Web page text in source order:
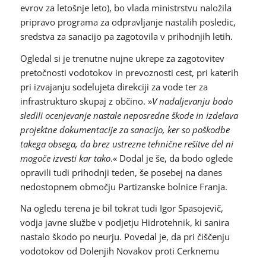
evrov za letošnje leto), bo vlada ministrstvu naložila
pripravo programa za odpravljanje nastalih posledic,
sredstva za sanacijo pa zagotovila v prihodnjih letih.
Ogledal si je trenutne nujne ukrepe za zagotovitev
pretočnosti vodotokov in prevoznosti cest, pri katerih
pri izvajanju sodelujeta direkciji za vode ter za
infrastrukturo skupaj z občino. »V nadaljevanju bodo
sledili ocenjevanje nastale neposredne škode in izdelava
projektne dokumentacije za sanacijo, ker so poškodbe
takega obsega, da brez ustrezne tehnične rešitve del ni
mogoče izvesti kar tako.« Dodal je še, da bodo oglede
opravili tudi prihodnji teden, še posebej na danes
nedostopnem območju Partizanske bolnice Franja.
Na ogledu terena je bil tokrat tudi Igor Spasojevič,
vodja javne službe v podjetju Hidrotehnik, ki sanira
nastalo škodo po neurju. Povedal je, da pri čiščenju
vodotokov od Dolenjih Novakov proti Cerknemu